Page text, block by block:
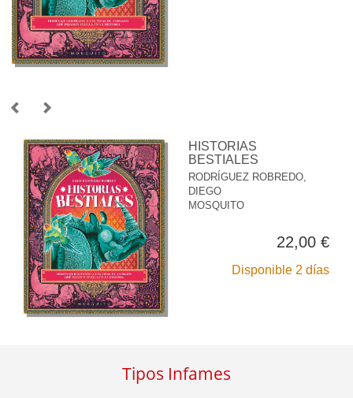
HISTORIAS
BESTIALES
RODRÍGUEZ ROBREDO,
DIEGO
MOSQUITO
22,00 €
Disponible 2 días
Tipos Infames